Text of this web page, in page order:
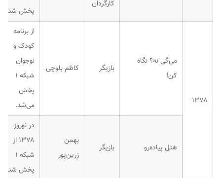
کارگردان
پخش شد.
۱۳۷۸
می‌گی نه؟ نگاه
کن!
بازیگر کاظم بلوچی
از برنامه
کودک و
نوجوان
شبکه ۱
پخش
می‌شد.
هتل پیاده‌رو بازیگر
بهمن
زرین‌پور
در نوروز
۱۳۷۸ از
شبکه ۱
پخش شد.